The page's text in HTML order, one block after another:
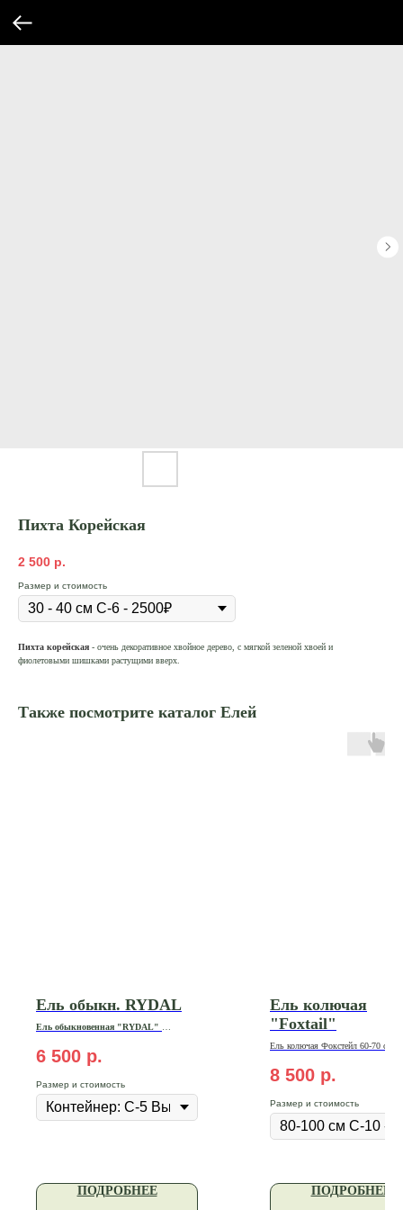
Пихта Корейская
2 500 р.
Размер и стоимость
Пихта корейская - очень декоративное хвойное дерево, с мягкой зеленой хвоей и
фиолетовыми шишками растущими вверх.
Также посмотрите каталог Елей
Ель обыкн. RYDAL
Ель обыкновенная "RYDAL"
500₽
6 500 р.
Размер и стоимость
ПОДРОБНЕЕ
Ель колючая
"Foxtail"
Ель колючая Фокстейл 60-70 см
8 500 р.
Размер и стоимость
ПОДРОБНЕЕ